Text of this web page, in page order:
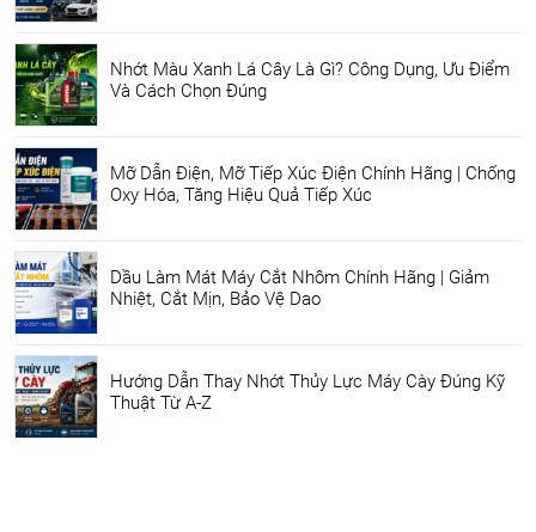
Nhớt Màu Xanh Lá Cây Là Gì? Công Dụng, Ưu Điểm
Và Cách Chọn Đúng
Mỡ Dẫn Điện, Mỡ Tiếp Xúc Điện Chính Hãng | Chống
Oxy Hóa, Tăng Hiệu Quả Tiếp Xúc
Dầu Làm Mát Máy Cắt Nhôm Chính Hãng | Giảm
Nhiệt, Cắt Mịn, Bảo Vệ Dao
Hướng Dẫn Thay Nhớt Thủy Lực Máy Cày Đúng Kỹ
Thuật Từ A-Z